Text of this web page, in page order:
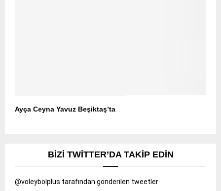
Ayça Ceyna Yavuz Beşiktaş’ta
BIZI TWITTER’DA TAKIP EDIN
@voleybolplus tarafından gönderilen tweetler